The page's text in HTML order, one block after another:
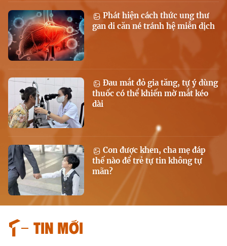
Phát hiện cách thức ung thư
gan di căn né tránh hệ miễn dịch
Đau mắt đỏ gia tăng, tự ý dùng
thuốc có thể khiến mờ mắt kéo
dài
Con được khen, cha mẹ đáp
thế nào để trẻ tự tin không tự
mãn?
Tin mới